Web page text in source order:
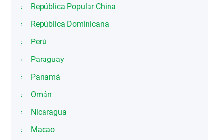
República Popular China
República Dominicana
Perú
Paraguay
Panamá
Omán
Nicaragua
Macao